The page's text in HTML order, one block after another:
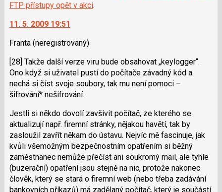
FTP přístupy opět v akci.
11. 5. 2009 19:51
Franta (neregistrovaný)
[28] Takže další verze viru bude obsahovat „keylogger“.
Ono když si uživatel pustí do počítače závadný kód a
nechá si číst svoje soubory, tak mu není pomoci –
šifrování* nešifrování.
Jestli si někdo dovolí zavšivit počítač, ze kterého se
aktualizují např. firemní stránky, nějakou havětí, tak by
zasloužil zavřít někam do ústavu. Nejvíc mě fascinuje, jak
kvůli všemožným bezpečnostním opatřením si běžný
zaměstnanec nemůže přečíst ani soukromý mail, ale tyhle
(buzerační) opatření jsou stejně na nic, protože nakonec
člověk, který se stará o firemní web (nebo třeba zadávání
bankovních příkazů) má zadělaný počítač, který je součástí